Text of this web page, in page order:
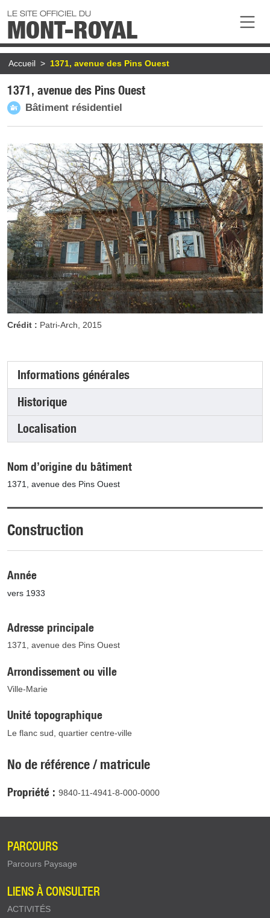
LE SITE OFFICIEL DU
MONT-ROYAL
Fil d'Ariane
Accueil 1371, avenue des Pins Ouest
1371, avenue des Pins Ouest
Bâtiment résidentiel
Crédit : Patri-Arch, 2015
Informations générales
(onglet actif)
Historique
Localisation
Nom d’origine du bâtiment
1371, avenue des Pins Ouest
Construction
Année
vers 1933
Adresse principale
1371, avenue des Pins Ouest
Arrondissement ou ville
Ville-Marie
Unité topographique
Le flanc sud, quartier centre-ville
No de référence / matricule
Propriété 9840-11-4941-8-000-0000
PARCOURS
Parcours Paysage
LIENS À CONSULTER
ACTIVITÉS